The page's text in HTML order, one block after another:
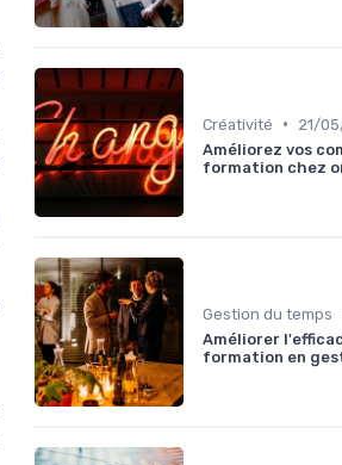
Créativité •
21/
Améliorez vos
formation chez
Gestion du temps
Améliorer
formation en